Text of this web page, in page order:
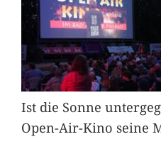
Ist die Sonne
Open-Air-Kino seine